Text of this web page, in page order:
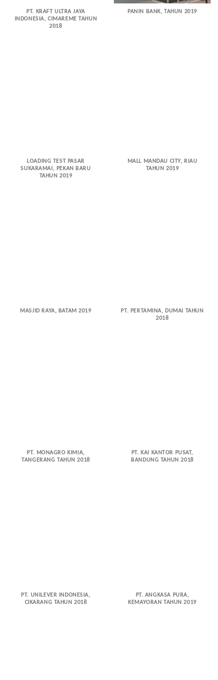
PT. KRAFT ULTRA JAYA
INDONESIA, CIMAREME TAHUN
2018
PANIN BANK, TAHUN 2019
LOADING TEST PASAR
SUKARAMAI, PEKAN BARU
TAHUN 2019
MALL MANDAU CITY, RIAU
TAHUN 2019
MASJID RAYA, BATAM 2019
PT. PERTAMINA, DUMAI TAHUN
2018
PT. MONAGRO KIMIA,
TANGERANG TAHUN 2018
PT. KAI KANTOR PUSAT,
BANDUNG TAHUN 2018
PT. UNILEVER INDONESIA,
CIKARANG TAHUN 2018
PT. ANGKASA PURA,
KEMAYORAN TAHUN 2019